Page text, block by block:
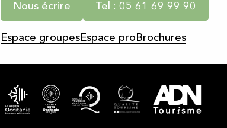
Nous écrire Tel : 05 61 69 99 90
Espace groupesEspace pro Brochures